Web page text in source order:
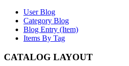
User Blog
Category Blog
Blog Entry (Item)
Items By Tag
CATALOG LAYOUT